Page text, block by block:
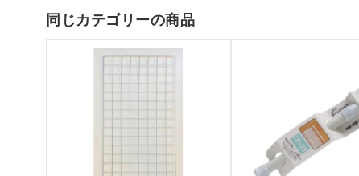
同じカテゴリーの商品